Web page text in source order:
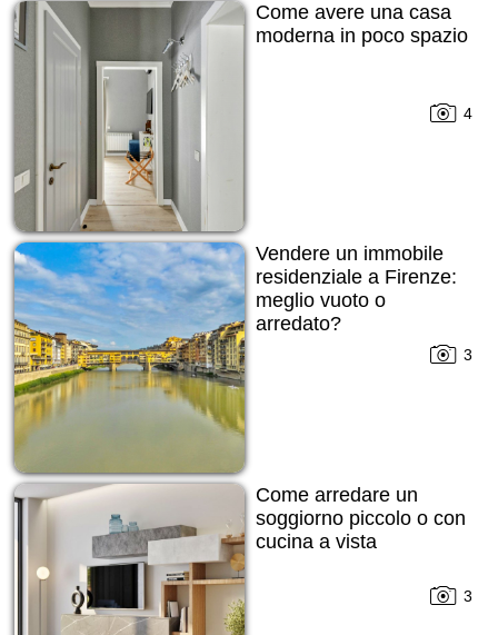
Come avere una casa
moderna in poco spazio
4
Vendere un immobile
residenziale a Firenze:
meglio vuoto o
arredato?
3
Come arredare un
soggiorno piccolo o con
cucina a vista
3